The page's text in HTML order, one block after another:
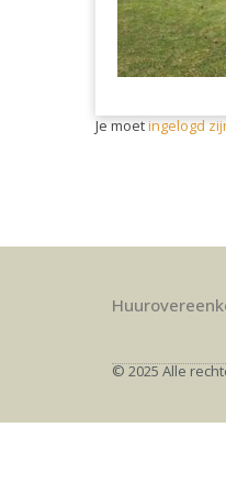
Je moetingelogd
© 2025 Alle